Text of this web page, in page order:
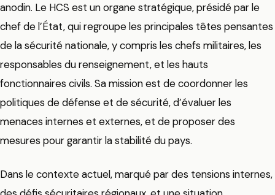
anodin. Le HCS est un organe stratégique, présidé par le
chef de l’État, qui regroupe les principales têtes pensantes
de la sécurité nationale, y compris les chefs militaires, les
responsables du renseignement, et les hauts
fonctionnaires civils. Sa mission est de coordonner les
politiques de défense et de sécurité, d’évaluer les
menaces internes et externes, et de proposer des
mesures pour garantir la stabilité du pays.
Dans le contexte actuel, marqué par des tensions internes,